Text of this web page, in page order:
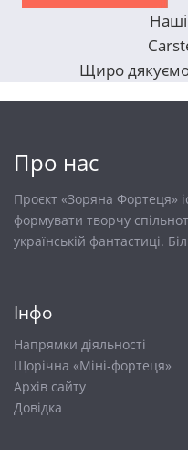
Щиро дякуємо
Про нас
Проєкт «Зоряна Фортеця»
формувати творчу
українській фантастиці.
Інфо
Напрямки діяльності
Щорічна «Міні-фортеця»
Архів сайту
Довiдка